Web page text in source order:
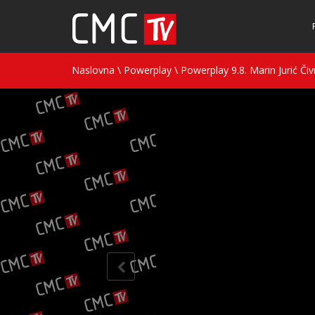
Naslovna \ Powerplay \ Powerplay 9.8. Marin Jurić